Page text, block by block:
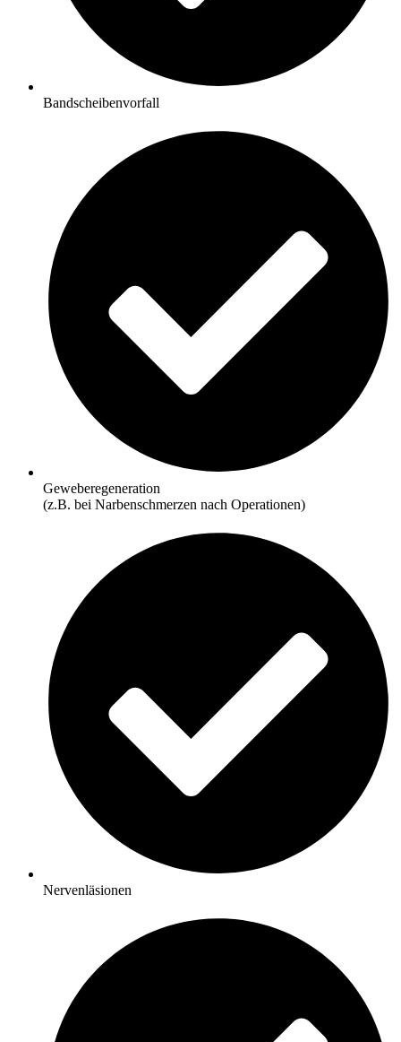
Bandscheibenvorfall
Geweberegeneration
(z.B. bei Narbenschmerzen nach Operationen)
Nervenläsionen